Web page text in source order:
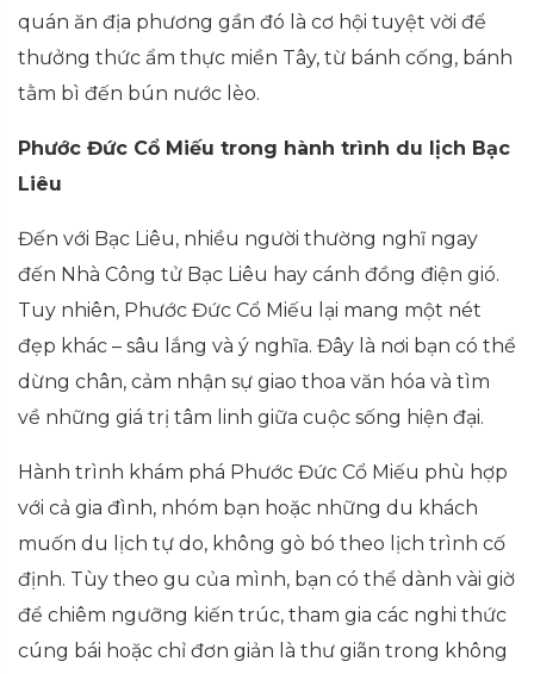
quán ăn địa phương gần đó là cơ hội tuyệt vời để
thưởng thức ẩm thực miền Tây, từ bánh cống, bánh
tằm bì đến bún nước lèo.
Phước Đức Cổ Miếu trong hành trình du lịch Bạc
Liêu
Đến với Bạc Liêu, nhiều người thường nghĩ ngay
đến Nhà Công tử Bạc Liêu hay cánh đồng điện gió.
Tuy nhiên, Phước Đức Cổ Miếu lại mang một nét
đẹp khác – sâu lắng và ý nghĩa. Đây là nơi bạn có thể
dừng chân, cảm nhận sự giao thoa văn hóa và tìm
về những giá trị tâm linh giữa cuộc sống hiện đại.
Hành trình khám phá Phước Đức Cổ Miếu phù hợp
với cả gia đình, nhóm bạn hoặc những du khách
muốn du lịch tự do, không gò bó theo lịch trình cố
định. Tùy theo gu của mình, bạn có thể dành vài giờ
để chiêm ngưỡng kiến trúc, tham gia các nghi thức
cúng bái hoặc chỉ đơn giản là thư giãn trong không